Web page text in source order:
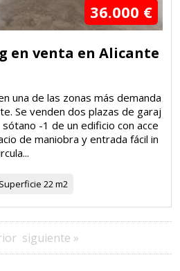
36.000 €
en venta en Alicante
una de las zonas más demanda
Se venden dos plazas de garaj
-1 de un edificio con acce
de maniobra y entrada fácil in
Superficie 22 m2
siguiente »